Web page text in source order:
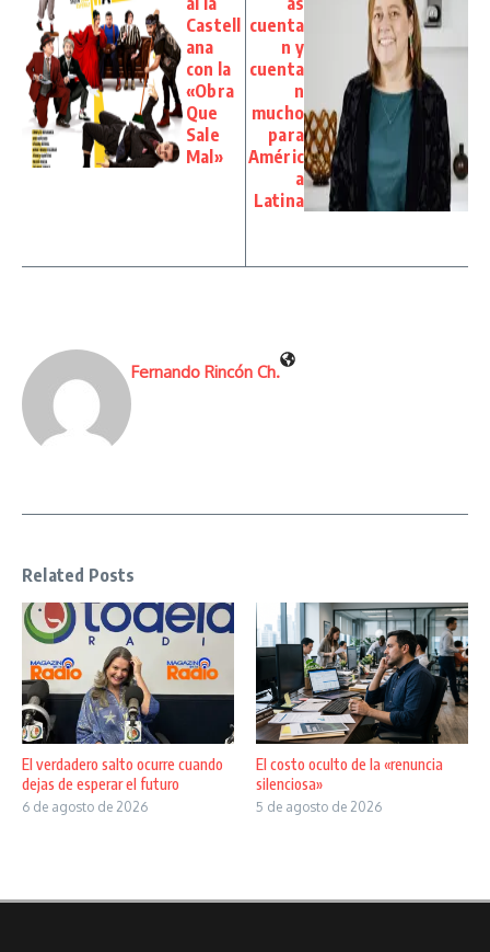
Castell
ana
con la
«Obra
Que
Sale
Mal»
cuenta
n y
cuenta
n
mucho
para
Améric
a
Latina
Fernando Rincón Ch.
Related Posts
El verdadero salto ocurre cuando
dejas de esperar el futuro
6 de agosto de 2026
El costo oculto de la «renuncia
silenciosa»
5 de agosto de 2026